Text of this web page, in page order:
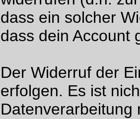
dass ein solcher
Der Widerruf der
erfolgen. Es ist
Datenverarbeitung